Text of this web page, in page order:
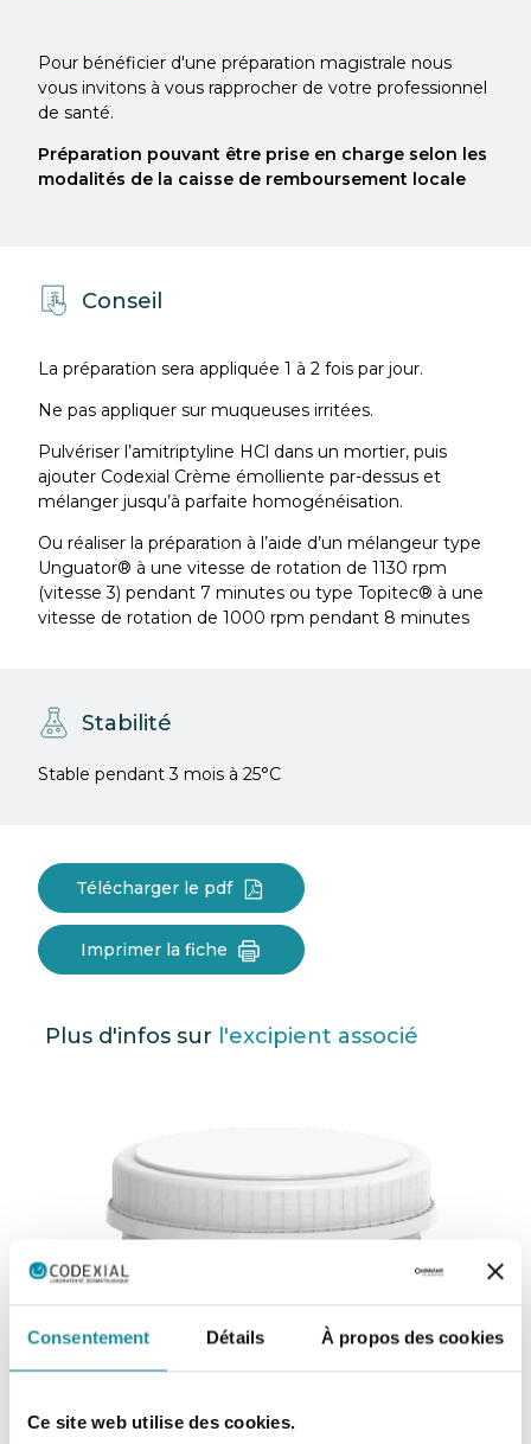
Consentement Détails À propos des cookies
Ce site web utilise des cookies.
Pour bénéficier d'une préparation magistrale nous
vous invitons à vous rapprocher de votre professionnel
de santé.
Préparation pouvant être prise en charge selon les
modalités de la caisse de remboursement locale
Conseil
La préparation sera appliquée 1 à 2 fois par jour.
Ne pas appliquer sur muqueuses irritées.
Pulvériser l’amitriptyline HCl dans un mortier, puis
ajouter Codexial Crème émolliente par-dessus et
mélanger jusqu’à parfaite homogénéisation.
Ou réaliser la préparation à l’aide d’un mélangeur type
Unguator® à une vitesse de rotation de 1130 rpm
(vitesse 3) pendant 7 minutes ou type Topitec® à une
vitesse de rotation de 1000 rpm pendant 8 minutes
Stabilité
Stable pendant 3 mois à 25°C
Télécharger le pdf
Imprimer la fiche
Plus d'infos sur l'excipient associé